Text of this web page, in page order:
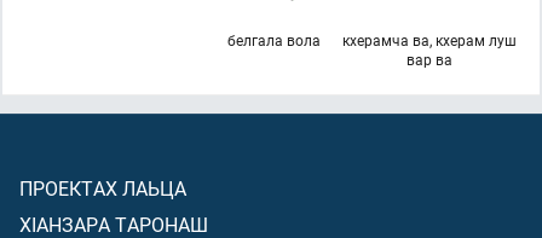
кхерамча ва, кхерам луш
вар ва
белгала вола
ПРОЕКТАХ ЛАЬЦА
ХIАНЗАРА ТАРОНАШ